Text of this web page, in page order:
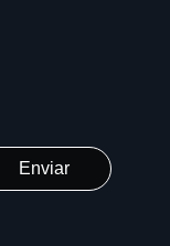
Enviar